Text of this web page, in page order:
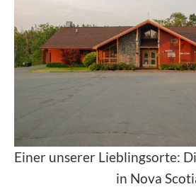
Einer unserer Lieblingsorte:
in Nova